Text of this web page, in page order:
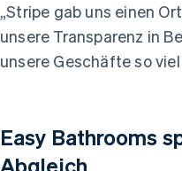
„Stripe gab uns einen
unsere Transparenz in
unsere Geschäfte so
Easy Bathrooms
Abgleich